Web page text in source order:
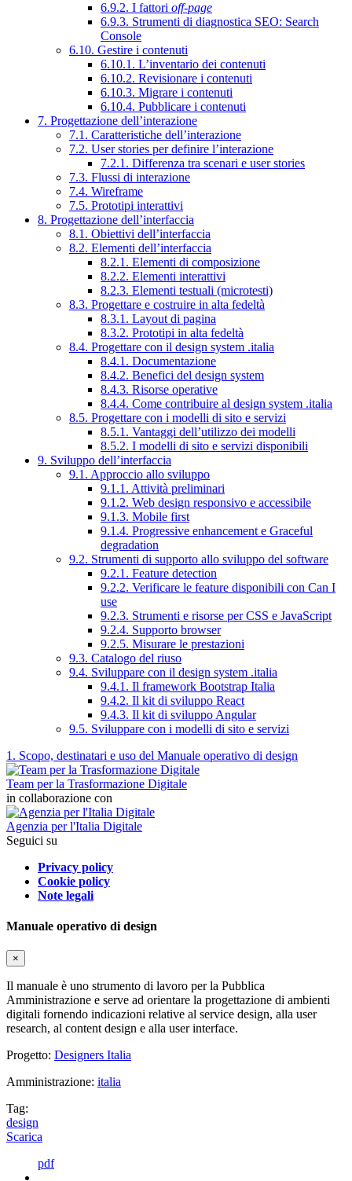
6.9.2. I fattori off-page
6.9.3. Strumenti di diagnostica SEO: Search
Console
6.10. Gestire i contenuti
6.10.1. L’inventario dei contenuti
6.10.2. Revisionare i contenuti
6.10.3. Migrare i contenuti
6.10.4. Pubblicare i contenuti
7. Progettazione dell’interazione
7.1. Caratteristiche dell’interazione
7.2. User stories per definire l’interazione
7.2.1. Differenza tra scenari e user stories
7.3. Flussi di interazione
7.4. Wireframe
7.5. Prototipi interattivi
8. Progettazione dell’interfaccia
8.1. Obiettivi dell’interfaccia
8.2. Elementi dell’interfaccia
8.2.1. Elementi di composizione
8.2.2. Elementi interattivi
8.2.3. Elementi testuali (microtesti)
8.3. Progettare e costruire in alta fedeltà
8.3.1. Layout di pagina
8.3.2. Prototipi in alta fedeltà
8.4. Progettare con il design system .italia
8.4.1. Documentazione
8.4.2. Benefici del design system
8.4.3. Risorse operative
8.4.4. Come contribuire al design system .italia
8.5. Progettare con i modelli di sito e servizi
8.5.1. Vantaggi dell’utilizzo dei modelli
8.5.2. I modelli di sito e servizi disponibili
9. Sviluppo dell’interfaccia
9.1. Approccio allo sviluppo
9.1.1. Attività preliminari
9.1.2. Web design responsivo e accessibile
9.1.3. Mobile first
9.1.4. Progressive enhancement e Graceful
degradation
9.2. Strumenti di supporto allo sviluppo del software
9.2.1. Feature detection
9.2.2. Verificare le feature disponibili con Can I
use
9.2.3. Strumenti e risorse per CSS e JavaScript
9.2.4. Supporto browser
9.2.5. Misurare le prestazioni
9.3. Catalogo del riuso
9.4. Sviluppare con il design system .italia
9.4.1. Il framework Bootstrap Italia
9.4.2. Il kit di sviluppo React
9.4.3. Il kit di sviluppo Angular
9.5. Sviluppare con i modelli di sito e servizi
1. Scopo, destinatari e uso del Manuale operativo di design
Team per la Trasformazione Digitale
in collaborazione con
Agenzia per l'Italia Digitale
Seguici su
Privacy policy
Cookie policy
Note legali
Manuale operativo di design
×
Il manuale è uno strumento di lavoro per la Pubblica
Amministrazione e serve ad orientare la progettazione di ambienti
digitali fornendo indicazioni relative al service design, alla user
research, al content design e alla user interface.
Progetto: Designers Italia
Amministrazione: italia
Tag:
design
Scarica
pdf